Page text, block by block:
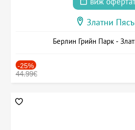
виж
Златни
Берлин Грийн Парк -
-25%
44.99€